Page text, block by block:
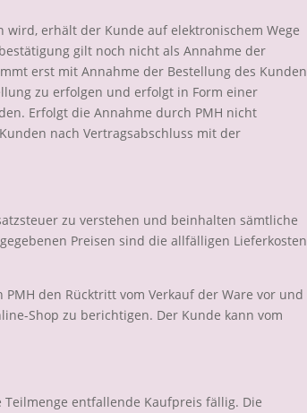
erhält der Kunde auf elektronischem Wege
gilt noch nicht als Annahme der
erst mit Annahme der Bestellung des Kunden
zu erfolgen und erfolgt in Form einer
Erfolgt die Annahme durch PMH nicht
nach Vertragsabschluss mit der
zu verstehen und beinhalten sämtliche
Preisen sind die allfälligen Lieferkosten
den Rücktritt vom Verkauf der Ware vor und
Shop zu berichtigen. Der Kunde kann vom
entfallende Kaufpreis fällig. Die